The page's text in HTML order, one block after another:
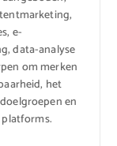
e-
data-analyse
om merken
het
en